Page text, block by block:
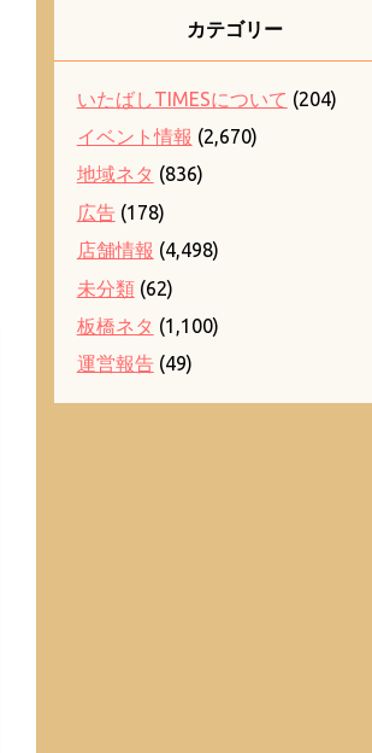
カテゴリー
いたばしTIMESについて (204)
イベント情報 (2,670)
地域ネタ (836)
広告(178)
店舗情報 (4,498)
未分類(62)
板橋ネタ (1,100)
運営報告(49)